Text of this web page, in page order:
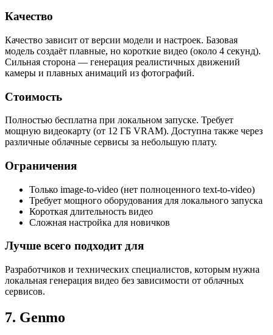
Качество
Качество зависит от версии модели и настроек. Базовая
модель создаёт плавные, но короткие видео (около 4 секунд).
Сильная сторона — генерация реалистичных движений
камеры и плавных анимаций из фотографий.
Стоимость
Полностью бесплатна при локальном запуске. Требует
мощную видеокарту (от 12 ГБ VRAM). Доступна также через
различные облачные сервисы за небольшую плату.
Ограничения
Только image-to-video (нет полноценного text-to-video)
Требует мощного оборудования для локального запуска
Короткая длительность видео
Сложная настройка для новичков
Лучше всего подходит для
Разработчиков и технических специалистов, которым нужна
локальная генерация видео без зависимости от облачных
сервисов.
7. Genmo